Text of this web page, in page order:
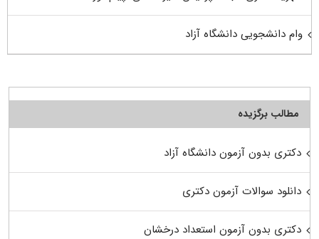
وام دانشجویی دانشگاه آزاد
مطالب برگزیده
دکتری بدون آزمون دانشگاه آزاد
دانلود سوالات آزمون دکتری
دکتری بدون آزمون استعداد درخشان